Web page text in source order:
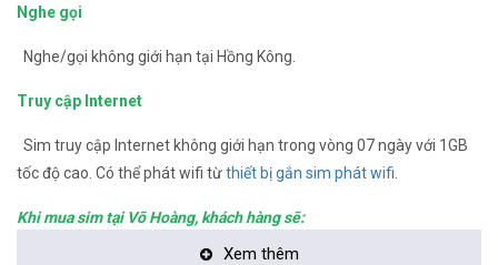
Nghe gọi
Nghe/gọi không giới hạn tại Hồng Kông.
Truy cập Internet
Sim truy cập Internet không giới hạn trong vòng 07 ngày với 1GB
tốc độ cao. Có thể phát wifi từthiết bị gắn sim phát wifi
Khi mua sim tại Võ Hoàng, khách hàng sẽ:
Xem thêm